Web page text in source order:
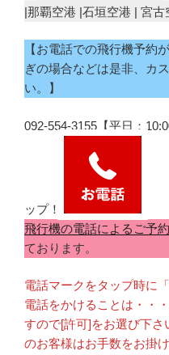
|那覇空港 |石垣空港 | 宮古
【お電話での飛行機予約
ぎの場合などは是非、カ
い。】
092-554-3155【平日：
ップ！
飛行機の電話によるご予
ております。
電話マークをタップ時に
電話をかけることは・・
すので[許可]をお選び下
のお客様はお手数をお掛